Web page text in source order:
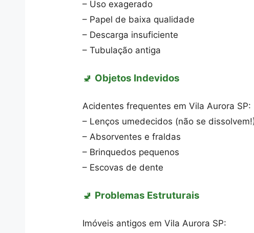
– Uso exagerado
– Papel de baixa qualidade
– Descarga insuficiente
– Tubulação antiga
🚽 Objetos Indevidos
Acidentes frequentes em Vila Aurora SP:
– Lenços umedecidos (não se
– Absorventes e fraldas
– Brinquedos pequenos
– Escovas de dente
🚽 Problemas Estruturais
Imóveis antigos em Vila Aurora SP: